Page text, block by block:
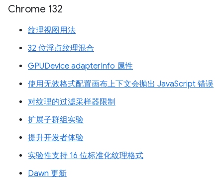
Chrome 132
纹理视图用法
32 位浮点纹理混合
GPUDevice adapterInfo 属性
使用无效格式配置画布上下文会抛出 JavaScript 错误
对纹理的过滤采样器限制
扩展子群组实验
提升开发者体验
实验性支持 16 位标准化纹理格式
Dawn 更新